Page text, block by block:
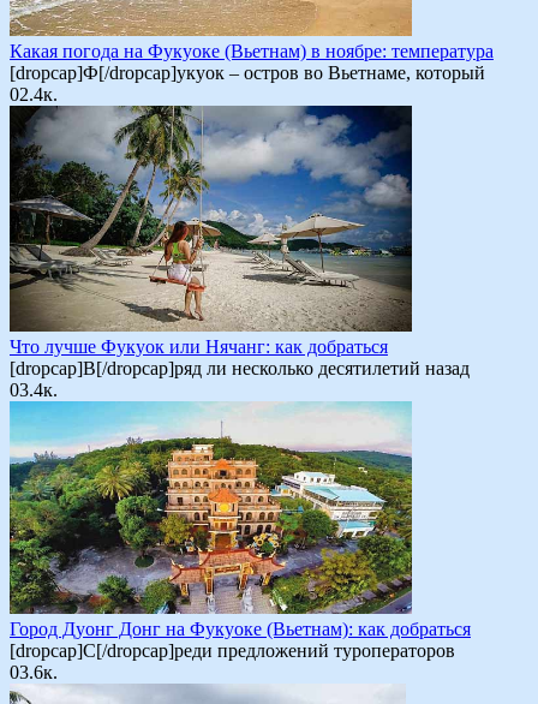
Какая погода на Фукуоке (Вьетнам) в ноябре: температура
[dropcap]Ф[/dropcap]укуок – остров во Вьетнаме, который
02.4к.
Что лучше Фукуок или Нячанг: как добраться
[dropcap]В[/dropcap]ряд ли несколько десятилетий назад
03.4к.
Город Дуонг Донг на Фукуоке (Вьетнам): как добраться
[dropcap]С[/dropcap]реди предложений туроператоров
03.6к.